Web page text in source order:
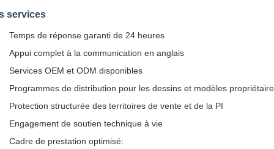
services
Temps de réponse garanti de 24 heures
Appui complet à la communication en anglais
Services OEM et ODM disponibles
Programmes de distribution pour les dessins et modèles
Protection structurée des territoires de vente et de la PI
Engagement de soutien technique à vie
Cadre de prestation optimisé: